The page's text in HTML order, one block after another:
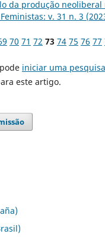
da produção neoliberal
v. 31 n. 3
70 71 72 73 74 75 76 77
iniciar uma
este artigo.